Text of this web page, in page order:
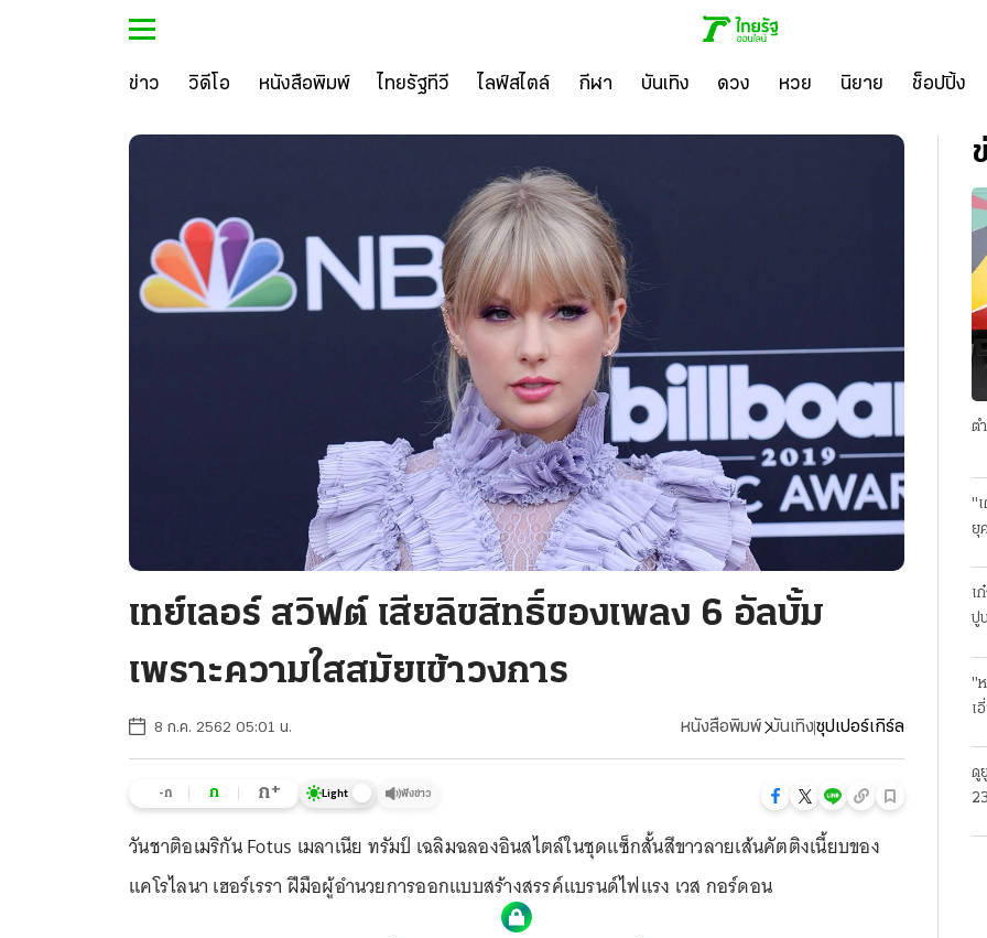
ข่าว วิดีโอ หนังสือพิมพ์ ไทยรัฐทีวี ไลฟ์สไตล์ กีฬา บันเทิง ดวง หวย นิยาย ช็อปปิ้ง
เทย์เลอร์ สวิฟต์ เสียลิขสิทธิ์ของเพลง 6 อัลบั้ม
เพราะความใสสมัยเข้าวงการ
8 ก.ค. 2562 05:01 น. หนังสือพิมพ์ บันเทิงซุปเปอร์เกิร์ล
-ก ก ก+ Light ฟังข่าว
วันชาติอเมริกัน Fotus เมลาเนีย ทรัมป์ เฉลิมฉลองอินสไตล์ในชุดแซ็กสั้นสีขาวลายเส้นคัตติงเนี้ยบของ
แคโรไลนา เฮอร์เรรา ฝีมือผู้อำนวยการออกแบบสร้างสรรค์แบรนด์ไฟแรง เวส กอร์ดอน
ต
"
ยุ
เ
ปู
"
เ
ดู